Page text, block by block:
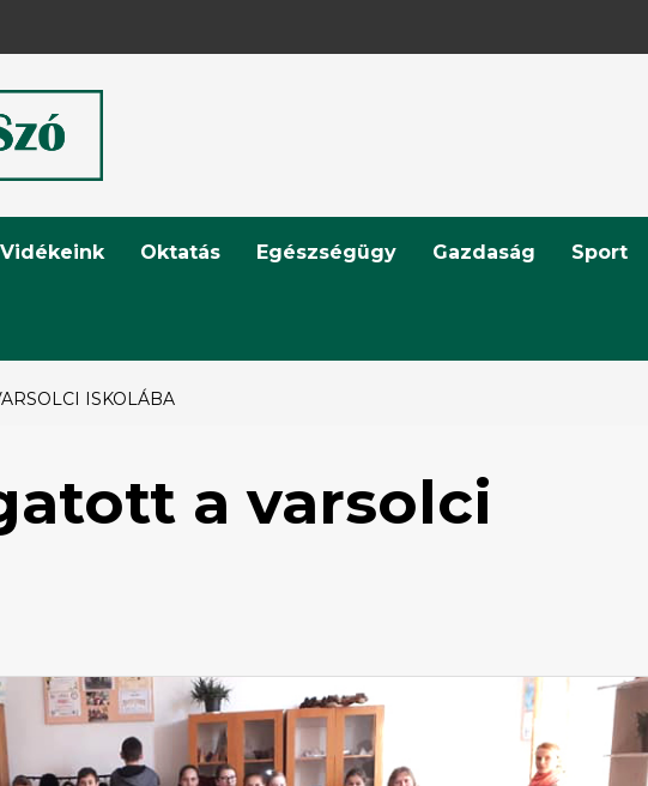
Vidékeink Oktatás Egészségügy Gazdaság Sport
ISKOLÁBA
a varsolci